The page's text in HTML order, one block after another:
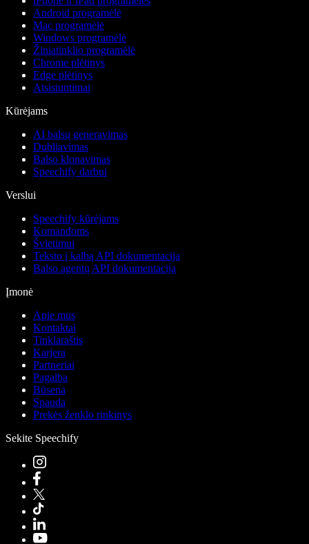
Android programėlė
Mac programėlė
Windows programėlė
Žiniatinklio programėlė
Chrome plėtinys
Edge plėtinys
Atsisiuntimai
Kūrėjams
AI balsų generavimas
Dubliavimas
Balso klonavimas
Speechify darbui
Verslui
Speechify kūrėjams
Komandoms
Švietimui
Teksto į kalbą API dokumentacija
Balso agentų API dokumentacija
Įmonė
Apie mus
Kontaktai
Tinklaraštis
Karjera
Partneriai
Pagalba
Būsena
Spauda
Prekės ženklo rinkinys
Sekite Speechify